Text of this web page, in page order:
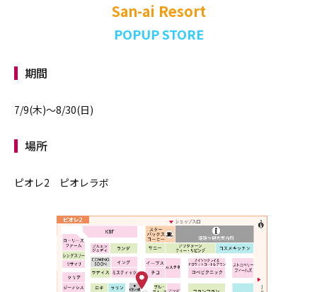
San-ai Resort
POPUP STORE
期間
7/9(木)～8/30(日)
場所
ピオレ2 ピオレラボ